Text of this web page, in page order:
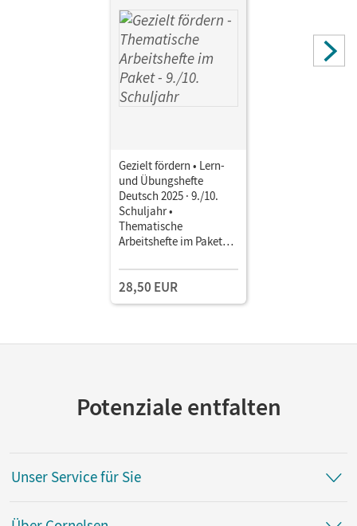
Gezielt fördern • Lern-
und Übungshefte
Deutsch 2025 · 9./10.
Schuljahr •
Thematische
Arbeitshefte im Paket
28,50 EUR
Potenziale entfalten
Unser Service für Sie